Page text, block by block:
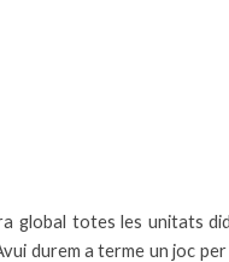
global totes les unitats
durem a terme un joc